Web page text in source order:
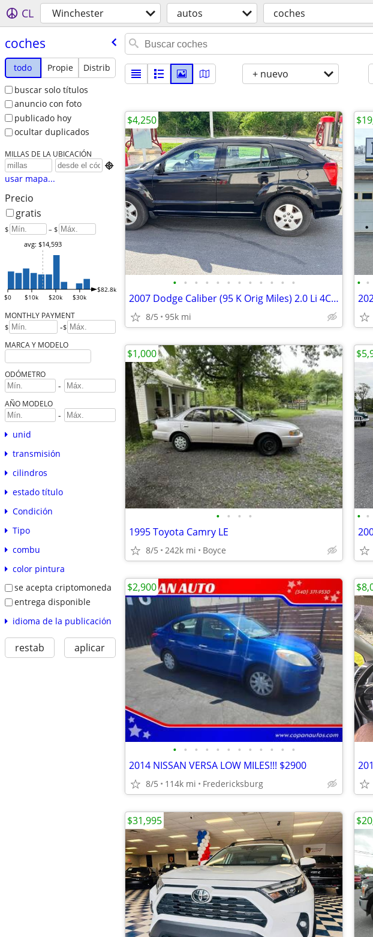
CL Winchester autos coches
coches
todo Propie
Distrib
buscar solo títulos
anuncio con foto
publicado hoy
ocultar duplicados
MILLAS DE LA UBICACIÓN

usar mapa...
Precio
gratis
$ – $
$0 $10k $20k $30k
$82.8k
avg: $14,593
MONTHLY PAYMENT
$ -$
MARCA Y MODELO
ODÓMETRO
-
AÑO MODELO
-
unid
transmisión
cilindros
estado título
Condición
Tipo
combu
color pintura
se acepta criptomoneda
entrega disponible
idioma de la publicación
restab aplicar
+ nuevo
• • • • • • • • • • • •
2007 Dodge Caliber (95 K Orig Miles) 2.0 Li 4Cyl—Gas Saver
8/5 95k mi
$4,250
• •
• • • •
1995 Toyota Camry LE
8/5 242k mi Boyce
$1,000
• •
• • • • • • • • • • • •
2014 NISSAN VERSA LOW MILES!!! $2900
8/5 114k mi Fredericksburg
$2,900
$31,995